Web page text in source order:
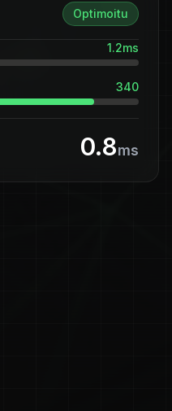
Optimoitu
1.2ms
340
0.8ms